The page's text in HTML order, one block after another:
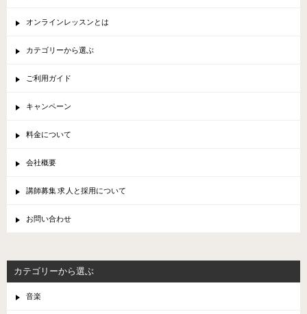
オンラインレッスンとは
カテゴリーから選ぶ
ご利用ガイド
キャンペーン
料金について
会社概要
講師募集 求人と採用について
お問い合わせ
カテゴリーから選ぶ
音楽